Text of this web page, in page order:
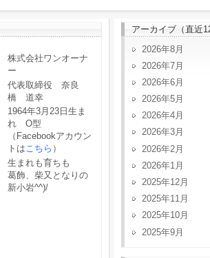
株式会社ワンオーナ
ー
代表取締役 奈良
橋 道幸
1964年3月23日生ま
れ O型
（Facebookアカウン
トはこちら ）
生まれも育ちも
葛飾、柴又となりの
新小岩^^)/
アーカイブ（直近
2026年8月
2026年7月
2026年6月
2026年5月
2026年4月
2026年3月
2026年2月
2026年1月
2025年12月
2025年11月
2025年10月
2025年9月